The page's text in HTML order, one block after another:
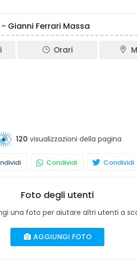
Gianni Ferrari Massa
Orari
120 visualizzazioni della pagina
Condividi Condividi
Foto degli utenti
una foto per aiutare altri utenti a
AGGIUNGI FOTO